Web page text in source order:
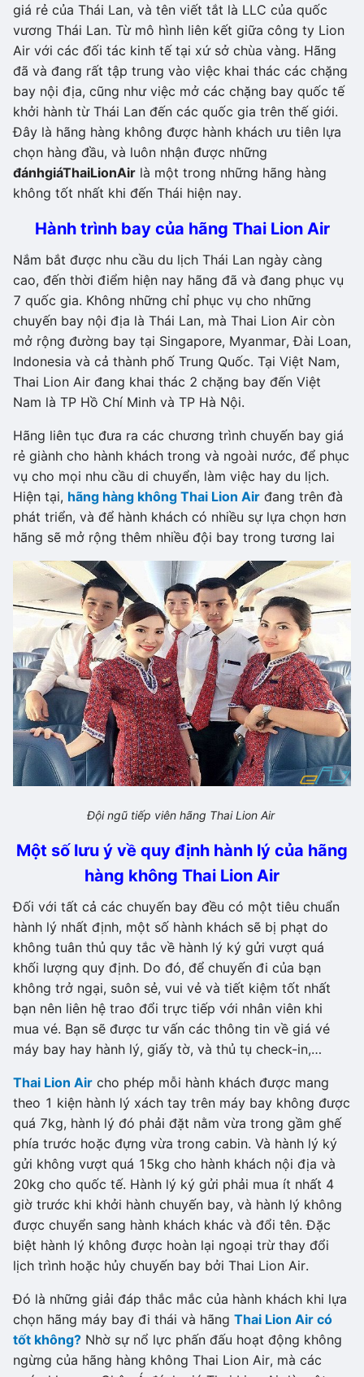
giá rẻ của Thái Lan, và tên viết tắt là LLC của quốc
vương Thái Lan. Từ mô hình liên kết giữa công ty Lion
Air với các đối tác kinh tế tại xứ sở chùa vàng. Hãng
đã và đang rất tập trung vào việc khai thác các chặng
bay nội địa, cũng như việc mở các chặng bay quốc tế
khởi hành từ Thái Lan đến các quốc gia trên thế giới.
Đây là hãng hàng không được hành khách ưu tiên lựa
chọn hàng đầu, và luôn nhận được những
đánhgiáThaiLionAir là một trong những hãng hàng
không tốt nhất khi đến Thái hiện nay.
Hành trình bay của hãng Thai Lion Air
Nắm bắt được nhu cầu du lịch Thái Lan ngày càng
cao, đến thời điểm hiện nay hãng đã và đang phục vụ
7 quốc gia. Không những chỉ phục vụ cho những
chuyến bay nội địa là Thái Lan, mà Thai Lion Air còn
mở rộng đường bay tại Singapore, Myanmar, Đài Loan,
Indonesia và cả thành phố Trung Quốc. Tại Việt Nam,
Thai Lion Air đang khai thác 2 chặng bay đến Việt
Nam là TP Hồ Chí Minh và TP Hà Nội.
Hãng liên tục đưa ra các chương trình chuyến bay giá
rẻ giành cho hành khách trong và ngoài nước, để phục
vụ cho mọi nhu cầu di chuyển, làm việc hay du lịch.
Hiện tại, hãng hàng không Thai Lion Air đang trên đà
phát triển, và để hành khách có nhiều sự lựa chọn hơn
hãng sẽ mở rộng thêm nhiều đội bay trong tương lai
Đội ngũ tiếp viên hãng Thai Lion Air
Một số lưu ý về quy định hành lý của hãng
hàng không Thai Lion Air
Đối với tất cả các chuyến bay đều có một tiêu chuẩn
hành lý nhất định, một số hành khách sẽ bị phạt do
không tuân thủ quy tắc về hành lý ký gửi vượt quá
khối lượng quy định. Do đó, để chuyến đi của bạn
không trở ngại, suôn sẻ, vui vẻ và tiết kiệm tốt nhất
bạn nên liên hệ trao đổi trực tiếp với nhân viên khi
mua vé. Bạn sẽ được tư vấn các thông tin về giá vé
máy bay hay hành lý, giấy tờ, và thủ tụ check-in,…
Thai Lion Air cho phép mỗi hành khách được mang
theo 1 kiện hành lý xách tay trên máy bay không được
quá 7kg, hành lý đó phải đặt nằm vừa trong gầm ghế
phía trước hoặc đựng vừa trong cabin. Và hành lý ký
gửi không vượt quá 15kg cho hành khách nội địa và
20kg cho quốc tế. Hành lý ký gửi phải mua ít nhất 4
giờ trước khi khởi hành chuyến bay, và hành lý không
được chuyển sang hành khách khác và đổi tên. Đặc
biệt hành lý không được hoàn lại ngoại trừ thay đổi
lịch trình hoặc hủy chuyến bay bởi Thai Lion Air.
Đó là những giải đáp thắc mắc của hành khách khi lựa
chọn hãng máy bay đi thái và hãng Thai Lion Air có
tốt không? Nhờ sự nổ lực phấn đấu hoạt động không
ngừng của hãng hàng không Thai Lion Air, mà các